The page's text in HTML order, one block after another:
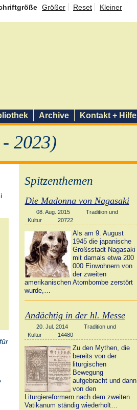
2023)
Größer Reset Kleiner
Archive Kontakt + Hilfe
Spitzenthemen
Die Madonna von Nagasaki
08. Aug. 2015
Tradition und
Kultur
20722
Als am 9. August
1945 die japanische
Großsstadt Nagasaki
mit damals etwa 200
000 Einwohnern von
der zweiten
amerikanischen Atombombe zerstört
wurde,…
Andächtig in der hl. Messe
20. Jul. 2014
Tradition und
Kultur
14480
Zu den Mythen, die
bereits von der
liturgischen
Bewegung
aufgebracht und dann
von den
Liturgiereformern nach dem zweiten
Vatikanum ständig wiederholt…